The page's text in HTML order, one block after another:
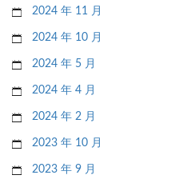
2024 年 11 月
2024 年 10 月
2024 年 5 月
2024 年 4 月
2024 年 2 月
2023 年 10 月
2023 年 9 月